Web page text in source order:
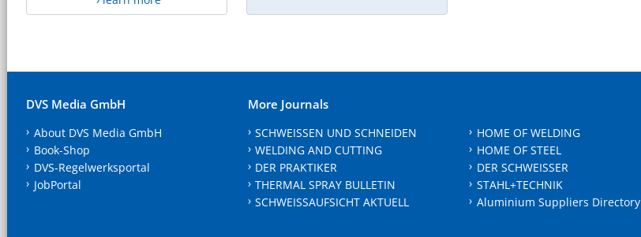
DVS Media GmbH
About DVS Media GmbH
Book-Shop
DVS-Regelwerksportal
JobPortal
More Journals
SCHWEISSEN UND SCHNEIDEN
WELDING AND CUTTING
DER PRAKTIKER
THERMAL SPRAY BULLETIN
SCHWEISSAUFSICHT AKTUELL
HOME OF WELDING
HOME OF STEEL
DER SCHWEISSER
STAHL+TECHNIK
Aluminium Suppliers Directory